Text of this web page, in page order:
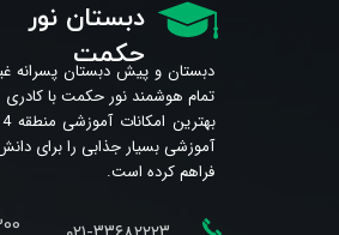
دبستان نور
حکمت
دبستان و پیش دبستان پسرانه
تمام هوشمند نور حکمت با
آموزشی بسیار جذابی را برای
فراهم کرده است.